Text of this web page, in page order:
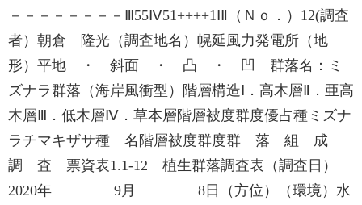
－－－－－－－－Ⅲ55Ⅳ51++++1ⅠⅡ（Ｎｏ．）12(調査
者）朝倉 隆光（調査地名）幌延風力発電所（地
形）平地 ・ 斜面 ・ 凸 ・ 凹 群落名：ミ
ズナラ群落（海岸風衝型）階層構造Ⅰ．高木層Ⅱ．亜高
木層Ⅲ．低木層Ⅳ．草本層階層被度群度優占種ミズナ
ラチマキザサ種 名階層被度群度群 落 組 成
調 査 票資表1.1-12 植生群落調査表（調査日）
2020年 9月 8日（方位）（環境）水